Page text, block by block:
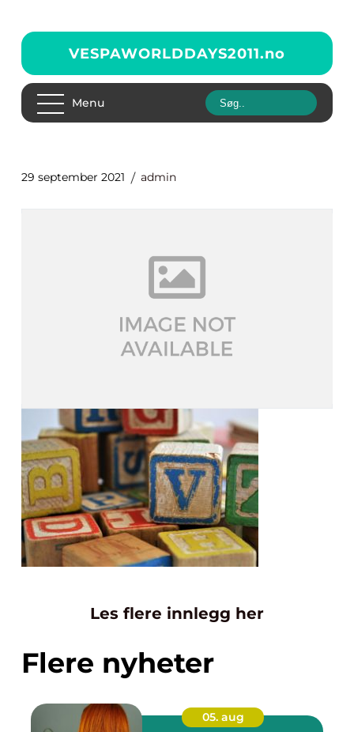
VESPAWORLDDAYS2011.no
Menu
29 september 2021 admin
Les flere innlegg her
Flere nyheter
05. aug